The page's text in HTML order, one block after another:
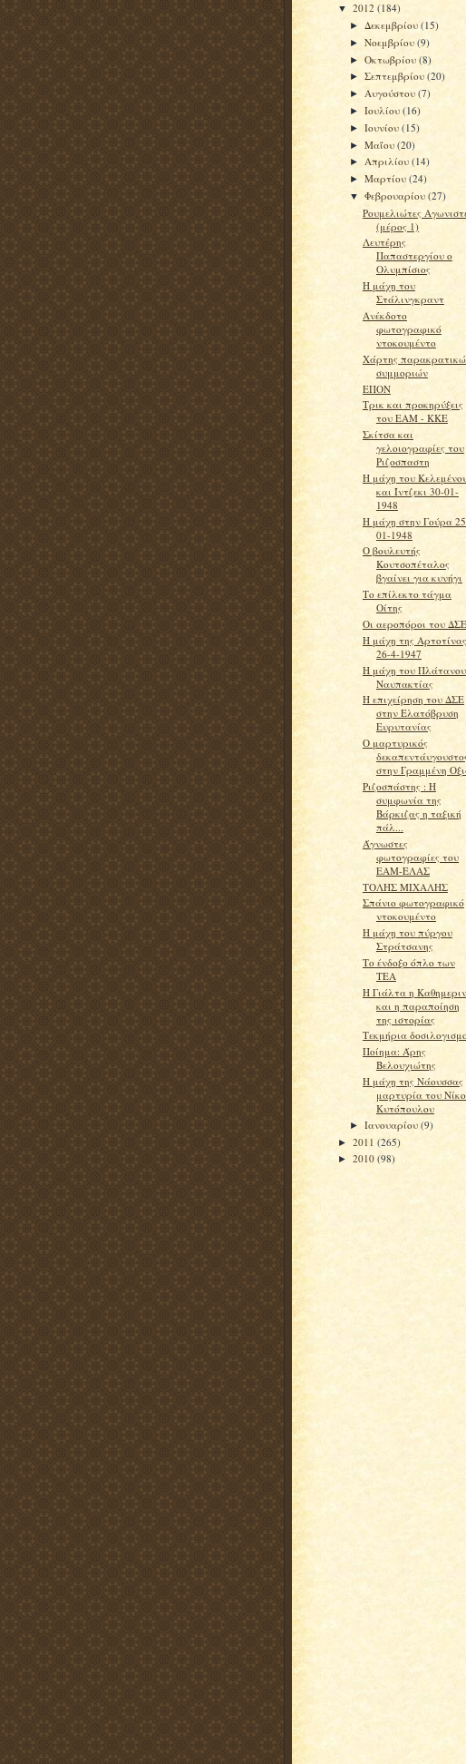
▼ 2012 (184)
►Δεκεμβρίου(15)
►Νοεμβρίου(9)
►Οκτωβρίου(8)
►Σεπτεμβρίου(20)
► Αυγούστου(7)
►Ιουλίου(16)
►Ιουνίου(15)
►Μαΐου(20)
► Απριλίου(14)
►Μαρτίου(24)
▼Φεβρουαρίου(27)
Ρουμελιώτες
(μέρος 1)
Λευτέρης
Παπαστεργίου ο
Ολυμπίσιος
Η μάχη του
Στάλινγκραντ
Ανέκδοτο
φωτογραφικό
ντοκουμέντο
Χάρτης
συμμοριών
ΕΠΟΝ
Τρικ και προκηρύξεις
του ΕΑΜ - ΚΚΕ
Σκίτσα και
γελοιογραφίες του
Ριζοσπαστη
H μάχη του
και Ίντζεκι 30-01-
1948
H μάχη στην Γούρα
01-1948
Ο βουλευτής
Κουτσοπέταλος
βγαίνει για κυνήγι
Το επίλεκτο τάγμα
Οίτης
Οι αεροπόροι του ΔΣΕ
Η μάχη της Αρτοτίνας
26-4-1947
H μάχη του Πλάτανου
Ναυπακτίας
Η επιχείρηση του ΔΣΕ
στην Ελατόβρυση
Ευρυτανίας
Ο μαρτυρικός
στην Γραμμένη
Ριζοσπάστης : Η
συμφωνία της
Βάρκιζας η ταξική
πάλ...
Άγνωστες
φωτογραφίες του
ΕΑΜ-ΕΛΑΣ
ΤΟΛΗΣ ΜΙΧΑΛΗΣ
Σπάνιο φωτογραφικό
ντοκουμέντο
H μάχη του πύργου
Στράτσανης
Το ένδοξο όπλο των
ΤΕΑ
H Γιάλτα η
και η παραποίηση
της ιστορίας
Τεκμήρια
Ποίημα: Άρης
Βελουχιώτης
H μάχη της Νάουσσας
μαρτυρία του
Κυτόπουλου
►Ιανουαρίου(9)
► 2011 (265)
► 2010 (98)